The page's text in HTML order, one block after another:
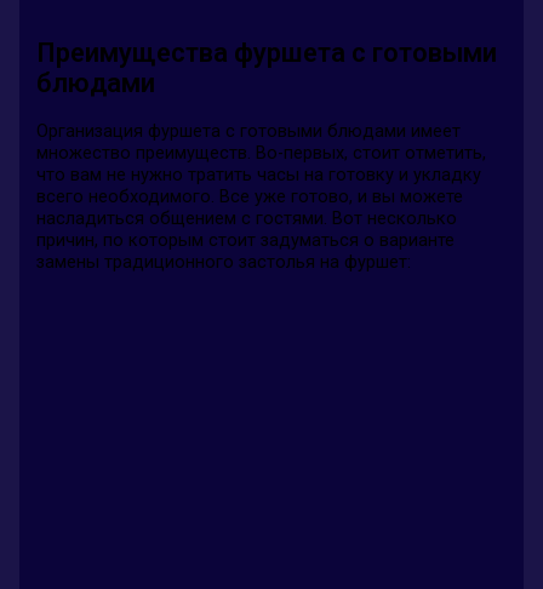
Преимущества фуршета с готовыми
блюдами
Организация фуршета с готовыми блюдами имеет
множество преимуществ. Во-первых, стоит отметить,
что вам не нужно тратить часы на готовку и укладку
всего необходимого. Все уже готово, и вы можете
насладиться общением с гостями. Вот несколько
причин, по которым стоит задуматься о варианте
замены традиционного застолья на фуршет: